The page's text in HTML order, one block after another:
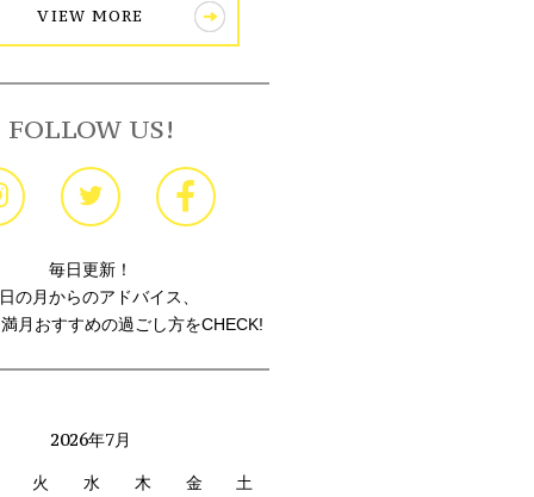
VIEW MORE
FOLLOW US!
毎日更新！
の月からのアドバイス、
月おすすめの過ごし方をCHECK!
2026年7月
火 水 木 金 土